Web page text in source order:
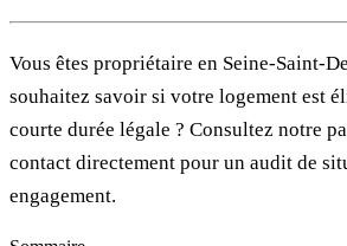
Vous êtes propriétaire en Seine-Saint-
souhaitez savoir si votre logement est
courte durée légale ? Consultez notre
contact directement pour un audit de
engagement.